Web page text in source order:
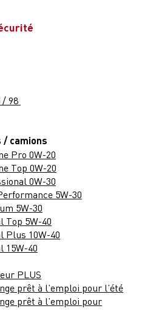
/ 98
camions
Pro 0W-20
Top 0W-20
0W-30
5W-30
5W-30
Top 5W-40
Plus 10W-40
15W-40
PLUS
prêt à l’emploi pour l’été
prêt à l’emploi pour